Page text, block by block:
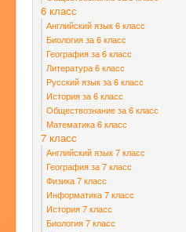
6 класс
Английский язык 6 класс
Биология за 6 класс
География за 6 класс
Литература 6 класс
Русский язык за 6 класс
История за 6 класс
Обществознание за 6 класс
Математика 6 класс
7 класс
Английский язык 7 класс
География за 7 класс
Физика 7 класс
Информатика 7 класс
История 7 класс
Биология 7 класс